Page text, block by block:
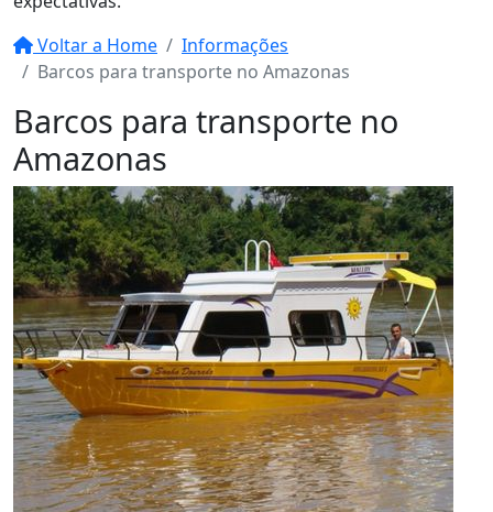
Voltar a Home
Informações
Barcos para transporte no Amazonas
Barcos para transporte no
Amazonas